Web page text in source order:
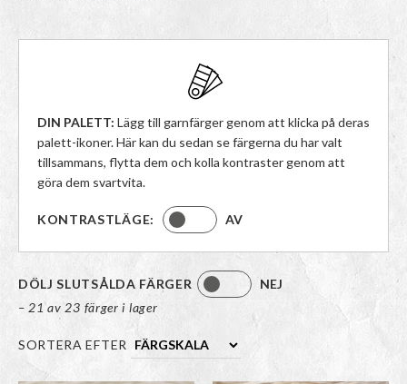
DIN PALETT: Lägg till garnfärger genom att klicka på deras
palett-ikoner. Här kan du sedan se färgerna du har valt
tillsammans, flytta dem och kolla kontraster genom att
göra dem svartvita.
KONTRASTLÄGE: AV
DÖLJ SLUTSÅLDA FÄRGER
NEJ
– 21 av 23 färger i lager
SORTERA EFTER